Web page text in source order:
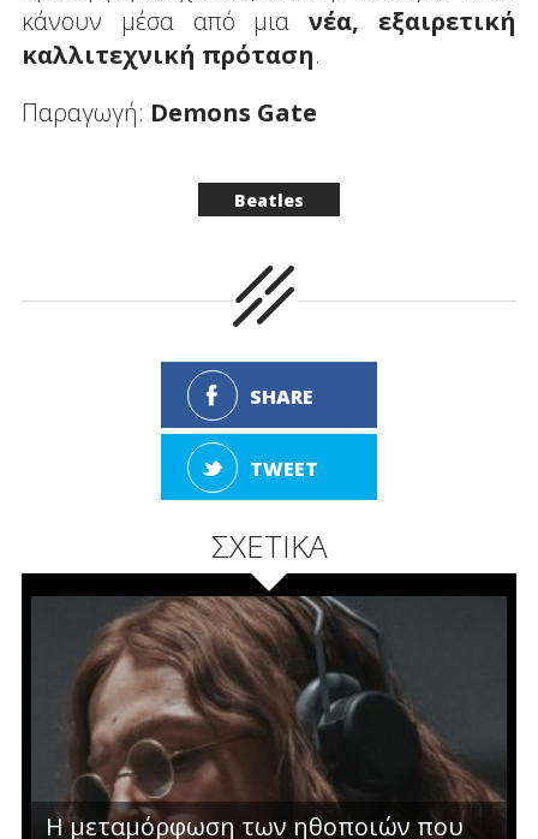
κάνουν μέσα από μιανέα, εξαιρετική
καλλιτεχνική πρόταση.
Παραγωγή: Demons Gate
Beatles
SHARE
TWEET
ΣΧΕΤΙΚΑ
Η μεταμόρφωση των ηθοποιών που